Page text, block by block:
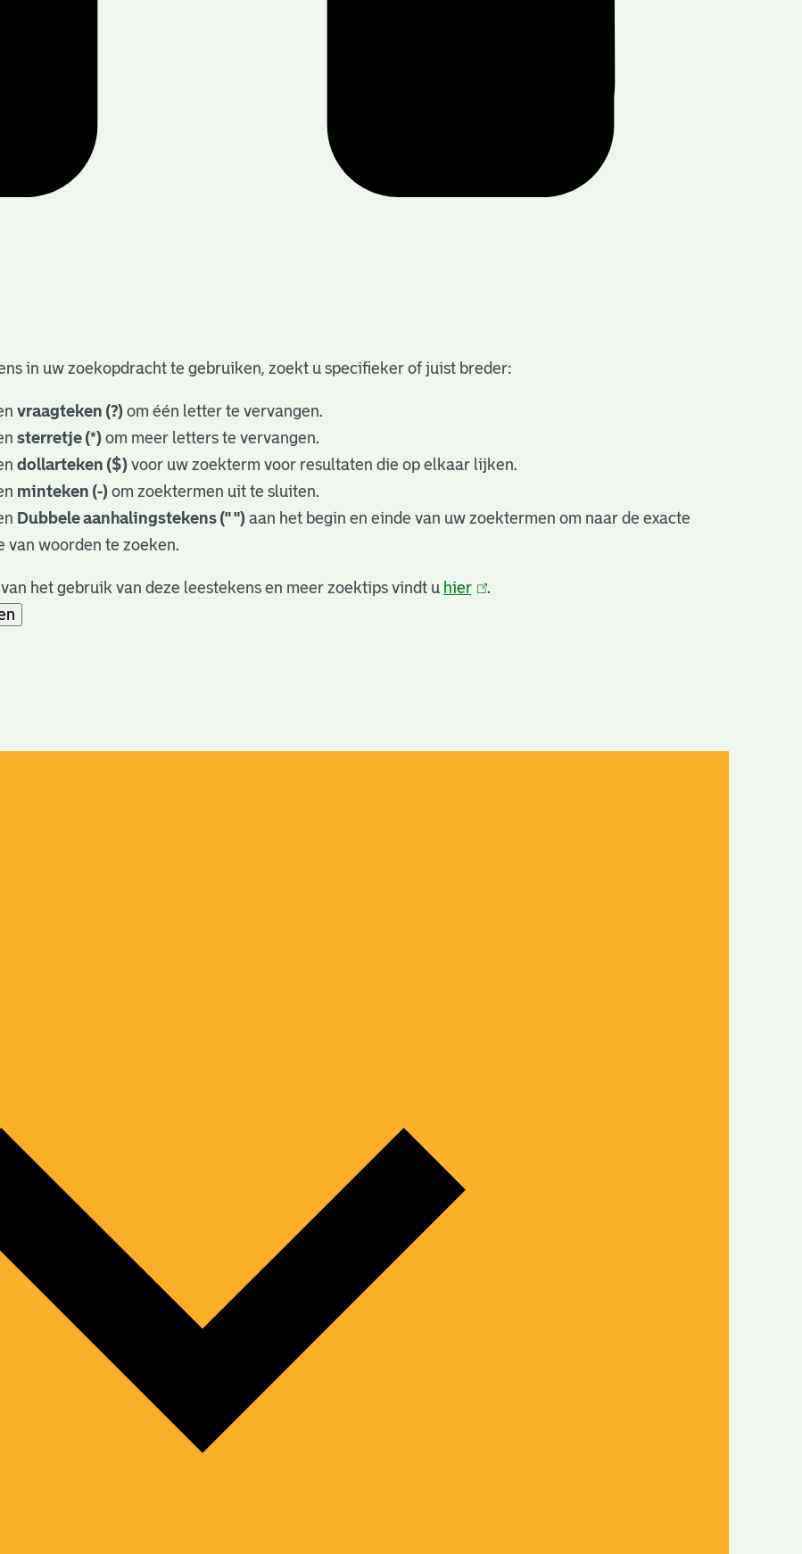
in uw zoekopdracht te gebruiken, zoekt u specifieker of juist breder:
vraagteken (?) om één letter te vervangen.
sterretje (*) om meer letters te vervangen.
dollarteken ($) voor uw zoekterm voor resultaten die op elkaar lijken.
minteken (-) om zoektermen uit te sluiten.
Dubbele aanhalingstekens (" ") aan het begin en einde van uw zoektermen om naar de exacte
van woorden te zoeken.
het gebruik van deze leestekens en meer zoektips vindt u hier(link
.